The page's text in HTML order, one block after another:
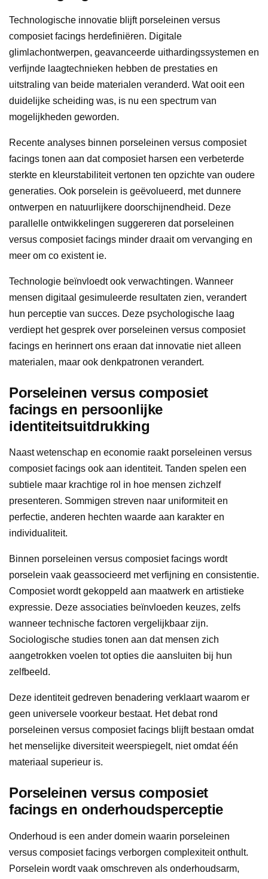
Technologische innovatie blijft porseleinen versus
composiet facings herdefiniëren. Digitale
glimlachontwerpen, geavanceerde uithardingssystemen en
verfijnde laagtechnieken hebben de prestaties en
uitstraling van beide materialen veranderd. Wat ooit een
duidelijke scheiding was, is nu een spectrum van
mogelijkheden geworden.
Recente analyses binnen porseleinen versus composiet
facings tonen aan dat composiet harsen een verbeterde
sterkte en kleurstabiliteit vertonen ten opzichte van oudere
generaties. Ook porselein is geëvolueerd, met dunnere
ontwerpen en natuurlijkere doorschijnendheid. Deze
parallelle ontwikkelingen suggereren dat porseleinen
versus composiet facings minder draait om vervanging en
meer om co existent ie.
Technologie beïnvloedt ook verwachtingen. Wanneer
mensen digitaal gesimuleerde resultaten zien, verandert
hun perceptie van succes. Deze psychologische laag
verdiept het gesprek over porseleinen versus composiet
facings en herinnert ons eraan dat innovatie niet alleen
materialen, maar ook denkpatronen verandert.
Porseleinen versus composiet
facings en persoonlijke
identiteitsuitdrukking
Naast wetenschap en economie raakt porseleinen versus
composiet facings ook aan identiteit. Tanden spelen een
subtiele maar krachtige rol in hoe mensen zichzelf
presenteren. Sommigen streven naar uniformiteit en
perfectie, anderen hechten waarde aan karakter en
individualiteit.
Binnen porseleinen versus composiet facings wordt
porselein vaak geassocieerd met verfijning en consistentie.
Composiet wordt gekoppeld aan maatwerk en artistieke
expressie. Deze associaties beïnvloeden keuzes, zelfs
wanneer technische factoren vergelijkbaar zijn.
Sociologische studies tonen aan dat mensen zich
aangetrokken voelen tot opties die aansluiten bij hun
zelfbeeld.
Deze identiteit gedreven benadering verklaart waarom er
geen universele voorkeur bestaat. Het debat rond
porseleinen versus composiet facings blijft bestaan omdat
het menselijke diversiteit weerspiegelt, niet omdat één
materiaal superieur is.
Porseleinen versus composiet
facings en onderhoudsperceptie
Onderhoud is een ander domein waarin porseleinen
versus composiet facings verborgen complexiteit onthult.
Porselein wordt vaak omschreven als onderhoudsarm,